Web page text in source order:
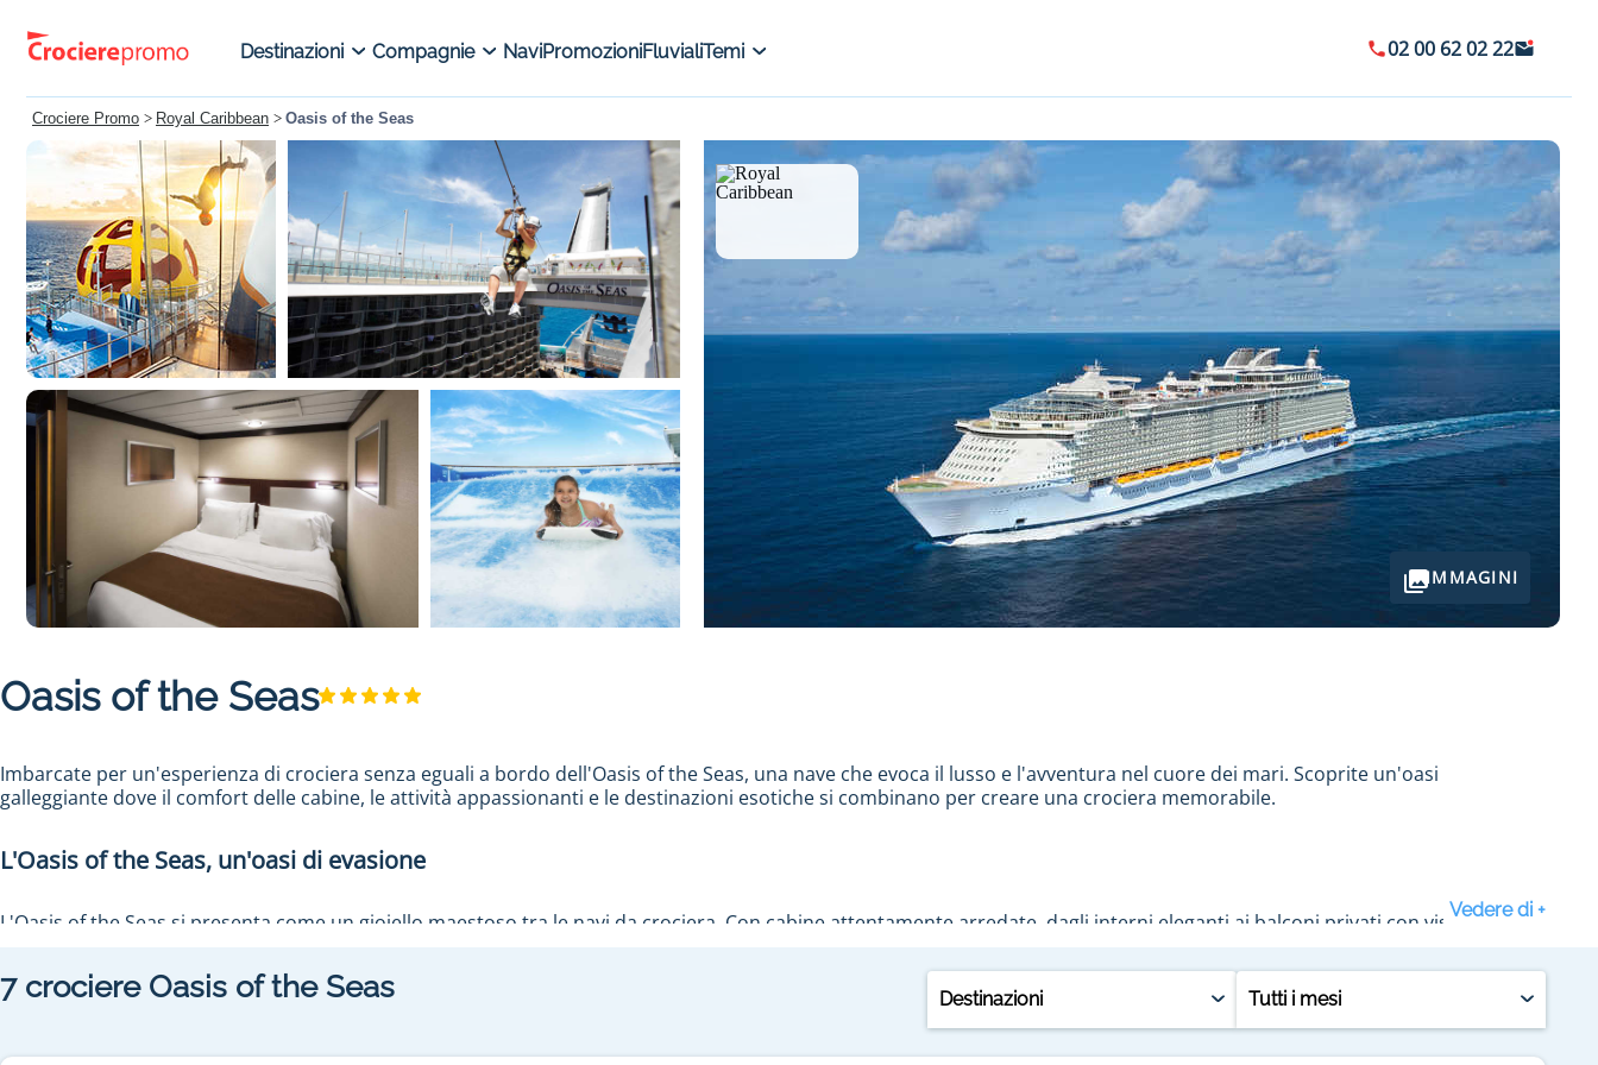
Destinazioni Compagnie NaviPromozioniFluvialiTemi 02 00 62 02 22
Crociere Promo > Royal Caribbean > Oasis of the Seas
IMMAGINI
Oasis of the Seas
Imbarcate per un'esperienza di crociera senza eguali a bordo dell'Oasis of the Seas, una nave che evoca il lusso e l'avventura nel cuore dei mari. Scoprite un'oasi
galleggiante dove il comfort delle cabine, le attività appassionanti e le destinazioni esotiche si combinano per creare una crociera memorabile.
L'Oasis of the Seas, un'oasi di evasione
L'Oasis of the Seas si presenta come un gioiello maestoso tra le navi da crociera. Con cabine attentamente arredate, dagli interni eleganti ai balconi privati con viste
da Barcellona per un'avventura in cui il lusso incontra l'oceano a bordo dell'Oasis of the Seas.
7 crociere Oasis of the Seas Destinazioni Tutti i mesi